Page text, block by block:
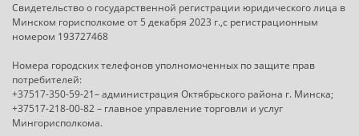
Свидетельство о государственной регистрации юридического лица в
Минском горисполкоме от 5 декабря 2023 г.,с регистрационным
номером 193727468
Номера городских телефонов уполномоченных по защите прав
потребителей:
+37517-350-59-21– администрация Октябрьского района г. Минска;
+37517-218-00-82 – главное управление торговли и услуг
Мингорисполкома.